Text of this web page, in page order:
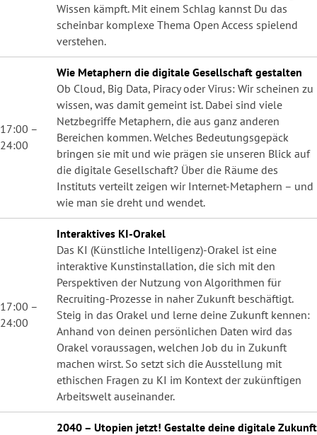
Wissen kämpft. Mit einem Schlag kannst Du das
scheinbar komplexe Thema Open Access spielend
verstehen.
17:00 –
24:00
Wie Metaphern die digitale Gesellschaft gestalten
Ob Cloud, Big Data, Piracy oder Virus: Wir scheinen zu
wissen, was damit gemeint ist. Dabei sind viele
Netzbegriffe Metaphern, die aus ganz anderen
Bereichen kommen. Welches Bedeutungsgepäck
bringen sie mit und wie prägen sie unseren Blick auf
die digitale Gesellschaft? Über die Räume des
Instituts verteilt zeigen wir Internet-Metaphern – und
wie man sie dreht und wendet.
17:00 –
24:00
Interaktives KI-Orakel
Das KI (Künstliche Intelligenz)-Orakel ist eine
interaktive Kunstinstallation, die sich mit den
Perspektiven der Nutzung von Algorithmen für
Recruiting-Prozesse in naher Zukunft beschäftigt.
Steig in das Orakel und lerne deine Zukunft kennen:
Anhand von deinen persönlichen Daten wird das
Orakel voraussagen, welchen Job du in Zukunft
machen wirst. So setzt sich die Ausstellung mit
ethischen Fragen zu KI im Kontext der zukünftigen
Arbeitswelt auseinander.
2040 – Utopien jetzt! Gestalte deine digitale Zukunft